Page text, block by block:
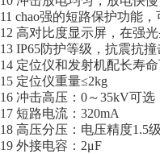
11 chao强的短路保护功能
12 高对比度显示屏，在强
13 IP65防护等级，抗震抗撞
14 定位仪和发射机配长寿
15 定位仪重量≤2kg
16 冲击高压：0～35kV可选
17 短路电流：320mA
18 高压分压：电压精度1.5级
19 外接电容：2μF